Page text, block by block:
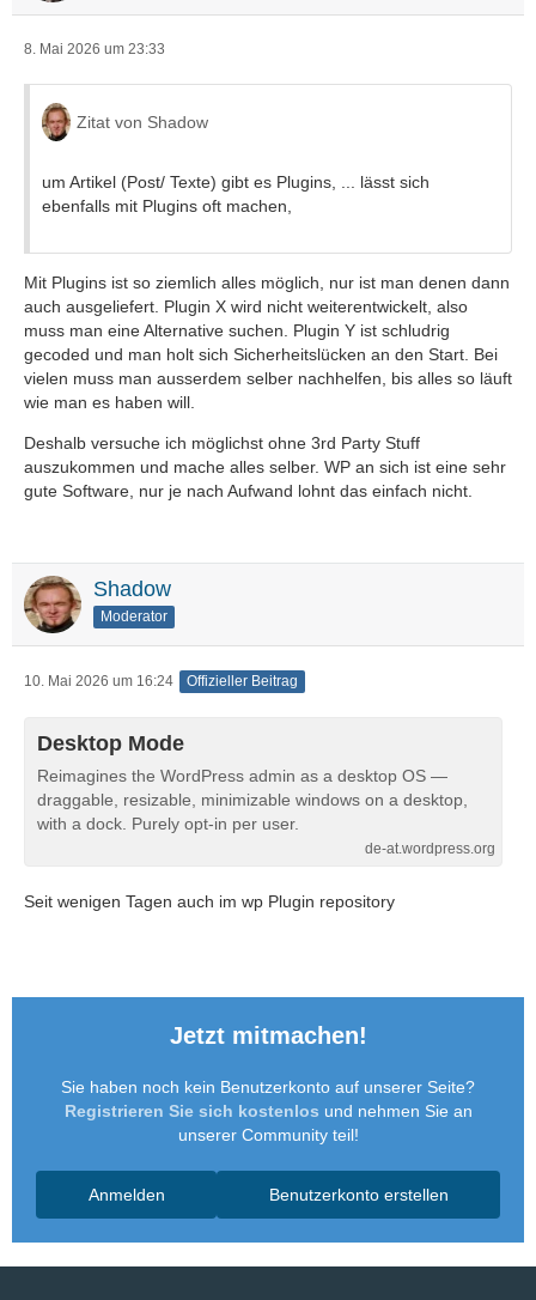
8. Mai 2026 um 23:33
Zitat von Shadow
um Artikel (Post/ Texte) gibt es Plugins, ... lässt sich
ebenfalls mit Plugins oft machen,
Mit Plugins ist so ziemlich alles möglich, nur ist man denen dann
auch ausgeliefert. Plugin X wird nicht weiterentwickelt, also
muss man eine Alternative suchen. Plugin Y ist schludrig
gecoded und man holt sich Sicherheitslücken an den Start. Bei
vielen muss man ausserdem selber nachhelfen, bis alles so läuft
wie man es haben will.
Deshalb versuche ich möglichst ohne 3rd Party Stuff
auszukommen und mache alles selber. WP an sich ist eine sehr
gute Software, nur je nach Aufwand lohnt das einfach nicht.
Shadow
Moderator
10. Mai 2026 um 16:24 Offizieller Beitrag
Desktop Mode
Reimagines the WordPress admin as a desktop OS —
draggable, resizable, minimizable windows on a desktop,
with a dock. Purely opt-in per user.
de-at.wordpress.org
Seit wenigen Tagen auch im wp Plugin repository
Jetzt mitmachen!
Sie haben noch kein Benutzerkonto auf unserer Seite?
Registrieren Sie sich kostenlos und nehmen Sie an
unserer Community teil!
Benutzerkonto erstellen
Anmelden